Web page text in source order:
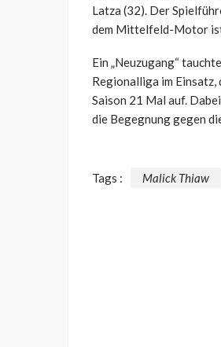
Latza (32). Der
dem Mittelfeld-Motor ist
Ein „Neuzugang“
Regionalliga im
Saison 21 Mal auf.
die Begegnung gegen
Tags : Malick Thiaw